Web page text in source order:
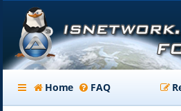
Home FAQ